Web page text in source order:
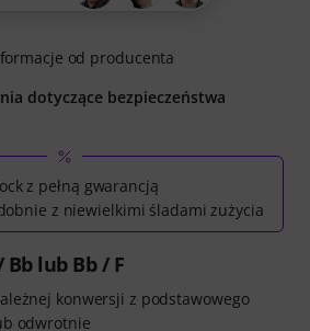
z pełną gwarancją
z niewielkimi śladami zużycia
Bb lub Bb / F
konwersji z podstawowego
odwrotnie
od producenta
dotyczące bezpieczeństwa